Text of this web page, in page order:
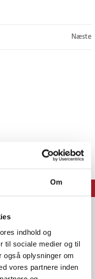
Om
indhold og
til sociale medier og til
også oplysninger om
vores partnere inden
Næste
først! Tilmeld dig vores
OK